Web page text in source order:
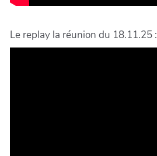
Le replay la réunion du 18.11.25 :